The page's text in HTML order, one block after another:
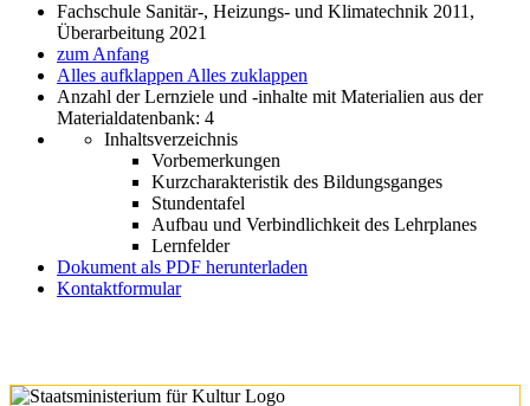
Fachschule Sanitär-, Heizungs- und Klimatechnik 2011,
Überarbeitung 2021
zum Anfang
Alles aufklappen Alles zuklappen
Anzahl der Lernziele und -inhalte mit Materialien aus der
Materialdatenbank: 4
Inhaltsverzeichnis
Vorbemerkungen
Kurzcharakteristik des Bildungsganges
Stundentafel
Aufbau und Verbindlichkeit des Lehrplanes
Lernfelder
Dokument als PDF herunterladen
Kontaktformular